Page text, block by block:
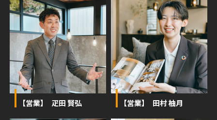
【営業】 疋田 賢弘 【営業】 田村 柚月